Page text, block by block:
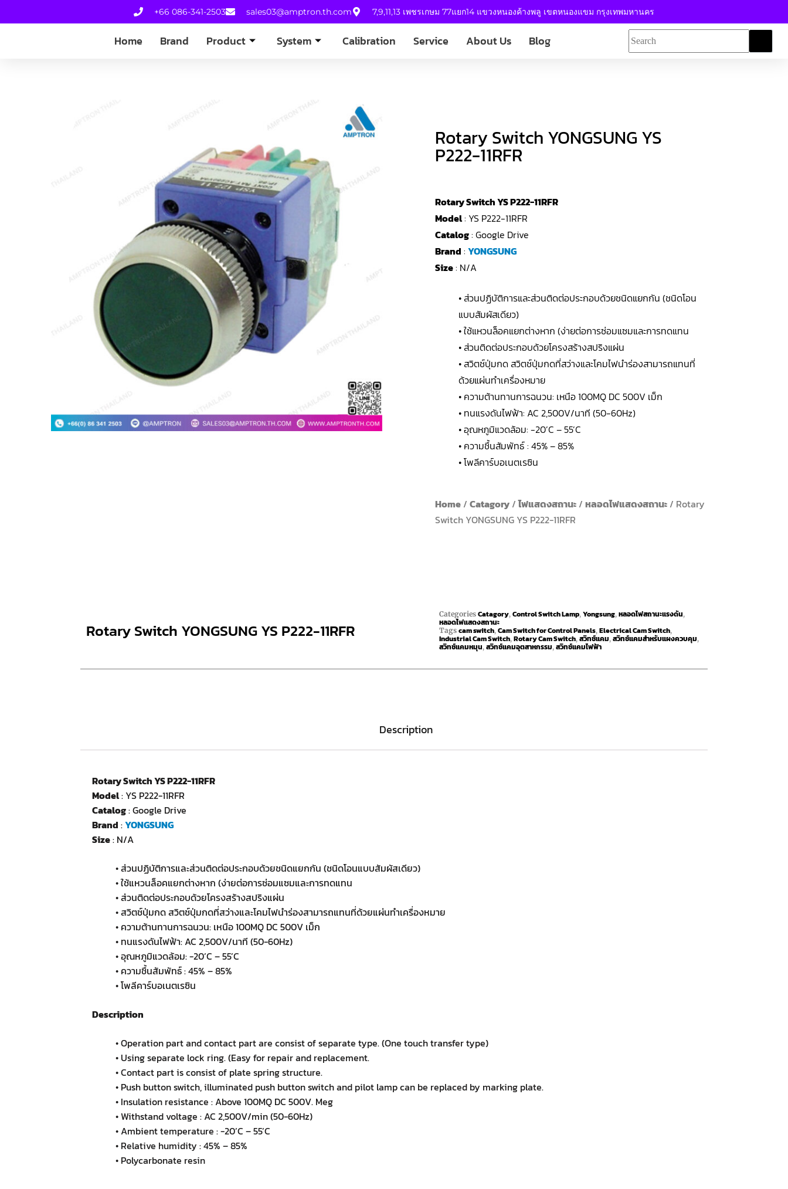
+66 086-341-2503 sales03@amptron.th.com 7,9,11,13 เพชรเกษม 77แยก14 แขวงหนองค้างพลู เขตหนองแขม กรุงเทพมหานคร
Home Brand Product System Calibration Service About Us Blog
Rotary Switch YONGSUNG YS
P222-11RFR
Rotary Switch YS P222-11RFR
Model: YS P222-11RFR
Catalog: Google Drive
Brand : YONGSUNG
Size: N/A
• ส่วนปฏิบัติการและส่วนติดต่อประกอบด้วยชนิดแยกกัน (ชนิดโอน
แบบสัมผัสเดียว)
• ใช้แหวนล็อคแยกต่างหาก (ง่ายต่อการซ่อมแซมและการทดแทน
• ส่วนติดต่อประกอบด้วยโครงสร้างสปริงแผ่น
• สวิตช์ปุ่มกด สวิตช์ปุ่มกดที่สว่างและโคมไฟนำร่องสามารถแทนที่
ด้วยแผ่นทำเครื่องหมาย
• ความต้านทานการฉนวน: เหนือ 100MQ DC 500V เม็ก
• ทนแรงดันไฟฟ้า: AC 2,500V/นาที (50-60Hz)
• อุณหภูมิแวดล้อม: -20’C – 55’C
• ความชื้นสัมพัทธ์ : 45% – 85%
• โพลีคาร์บอเนตเรซิน
Home / Catagory /ไฟแสดงสถานะ / หลอดไฟแสดงสถานะ / Rotary
Switch YONGSUNG YS P222-11RFR
Rotary Switch YONGSUNG YS P222-11RFR
Categories Catagory,Control Switch Lamp,Yongsung,หลอดไฟสถานะแรงดัน,
หลอดไฟแสดงสถานะ
Tags cam switch,Cam Switch for Control Panels,Electrical Cam Switch,
Industrial Cam Switch,Rotary Cam Switch,สวิทช์แคม,สวิทช์แคมสำหรับแผงควบคุม,
สวิทช์แคมหมุน,สวิทช์แคมอุตสาหกรรม,สวิทช์แคมไฟฟ้า
Description
Rotary Switch YS P222-11RFR
Model: YS P222-11RFR
Catalog: Google Drive
Brand :YONGSUNG
Size: N/A
• ส่วนปฏิบัติการและส่วนติดต่อประกอบด้วยชนิดแยกกัน (ชนิดโอนแบบสัมผัสเดียว)
• ใช้แหวนล็อคแยกต่างหาก (ง่ายต่อการซ่อมแซมและการทดแทน
• ส่วนติดต่อประกอบด้วยโครงสร้างสปริงแผ่น
• สวิตช์ปุ่มกด สวิตช์ปุ่มกดที่สว่างและโคมไฟนำร่องสามารถแทนที่ด้วยแผ่นทำเครื่องหมาย
• ความต้านทานการฉนวน: เหนือ 100MQ DC 500V เม็ก
• ทนแรงดันไฟฟ้า: AC 2,500V/นาที (50-60Hz)
• อุณหภูมิแวดล้อม: -20’C – 55’C
• ความชื้นสัมพัทธ์ : 45% – 85%
• โพลีคาร์บอเนตเรซิน
Description
• Operation part and contact part are consist of separate type. (One touch transfer type)
• Using separate lock ring. (Easy for repair and replacement.
• Contact part is consist of plate spring structure.
• Push button switch, illuminated push button switch and pilot lamp can be replaced by marking plate.
• Insulation resistance : Above 100MQ DC 500V. Meg
• Withstand voltage : AC 2,500V/min (50-60Hz)
• Ambient temperature : -20’C – 55’C
• Relative humidity : 45% – 85%
• Polycarbonate resin